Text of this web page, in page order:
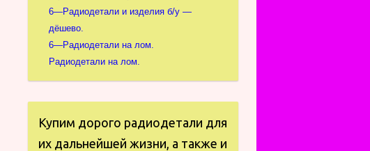
6—Радиодетали и изделия б/у —
дёшево.
6—Радиодетали на лом.
Радиодетали на лом.
Купим дорого радиодетали для
их дальнейшей жизни, а также и